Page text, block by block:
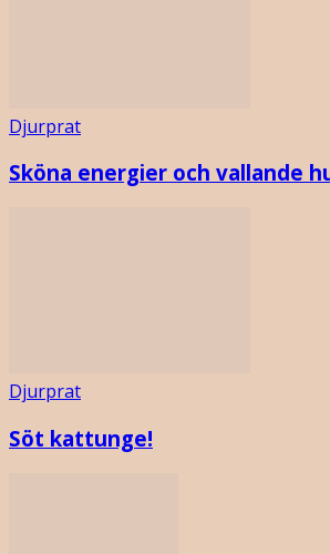
Djurprat
Sköna energier och vallande
Djurprat
Söt kattunge!